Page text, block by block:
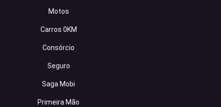
Motos
Carros 0KM
Consórcio
Seguro
Saga Mobi
Primeira Mão